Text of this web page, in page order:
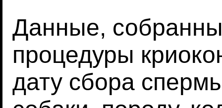
Данные,
процедуры
дату сбора